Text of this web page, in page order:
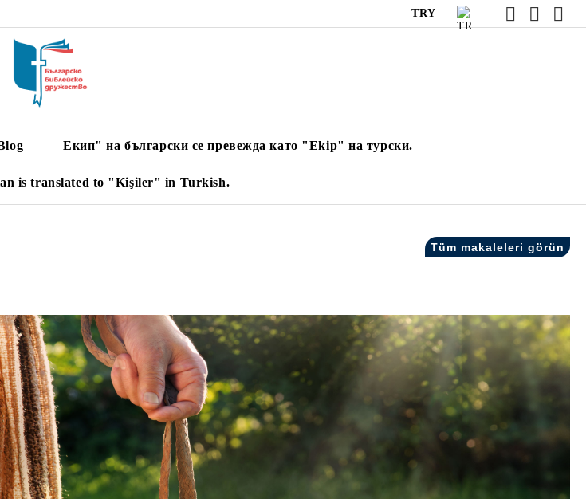
TRY
Екип" на български се превежда като "Ekip" на турски.
is translated to "Kişiler" in Turkish.
Tüm makaleleri görün